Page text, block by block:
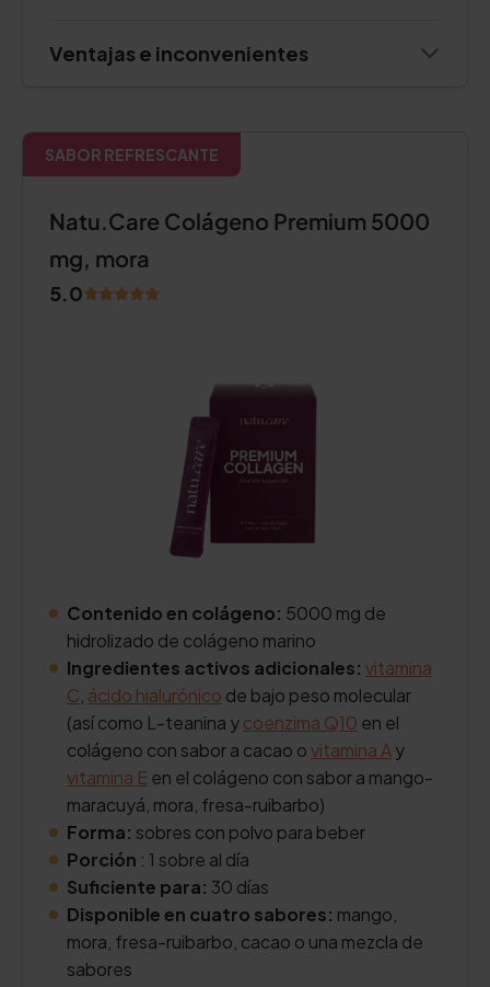
Ventajas e inconvenientes
SABOR REFRESCANTE
Natu.Care Colágeno Premium 5000
mg, mora
5.0
Contenido en colágeno: 5000 mg de
hidrolizado de colágeno marino
Ingredientes activos adicionales: vitamina
C ácido hialurónico de bajo peso molecular
(así como L-teanina ycoenzima Q10 en el
colágeno con sabor a cacao ovitamina Ay
vitamina E en el colágeno con sabor a mango-
maracuyá, mora, fresa-ruibarbo)
Forma: sobres con polvo para beber
Porción : 1 sobre al día
Suficiente para: 30 días
Disponible en cuatro sabores: mango,
mora, fresa-ruibarbo, cacao o una mezcla de
sabores